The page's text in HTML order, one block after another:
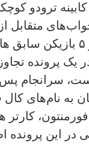
ترودو
متقابل
زن شاکی از ۵ بازیکن
در یک پرونده
به نام‌های کال
کارتر
در این پرونده